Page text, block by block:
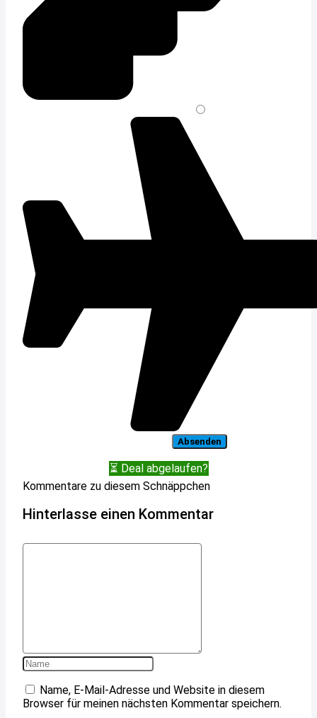
⏳ Deal abgelaufen?
Kommentare zu diesem Schnäppchen
Hinterlasse einen Kommentar
Name, E-Mail-Adresse und Website in diesem
Browser für meinen nächsten Kommentar speichern.